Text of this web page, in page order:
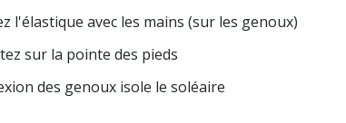
l'élastique avec les mains (sur les genoux)
sur la pointe des pieds
des genoux isole le soléaire